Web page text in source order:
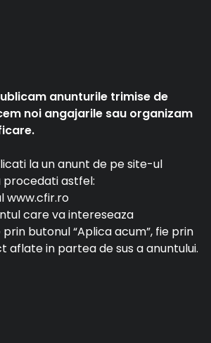
anunturile trimise de
noi angajarile sau organizam
la un anunt de pe site-ul
procedati astfel:
www.cfir.ro
care va intereseaza
butonul “Aplica acum”, fie prin
aflate in partea de sus a anuntului.